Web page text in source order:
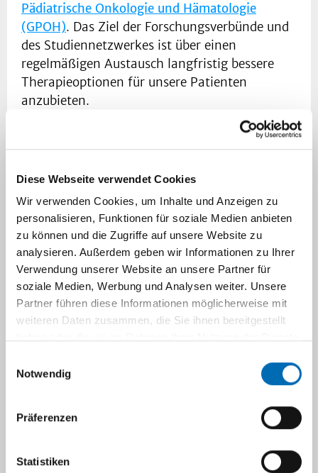
Diese Webseite verwendet Cookies
Wir verwenden Cookies, um Inhalte und Anzeigen zu
personalisieren, Funktionen für soziale Medien anbieten
zu können und die Zugriffe auf unsere Website zu
analysieren. Außerdem geben wir Informationen zu Ihrer
Verwendung unserer Website an unsere Partner für
soziale Medien, Werbung und Analysen weiter. Unsere
Partner führen diese Informationen möglicherweise mit
weiteren Daten zusammen, die Sie ihnen bereitgestellt
Notwendig
Präferenzen
Statistiken
Pädiatrische Onkologie und Hämatologie
(GPOH). Das Ziel der Forschungsverbünde und
des Studiennetzwerkes ist über einen
regelmäßigen Austausch langfristig bessere
Therapieoptionen für unsere Patienten
anzubieten.
Die Phase I/II Studien, die in unserem Verbund
als Therapiemöglichkeit für Sie angeboten
Die Behandlung in Klinischen Studien bietet
den Patienten und auch uns als betreuenden
Ärzten große Vorteile. Die Sicherheit unserer
Patienten ist durch die enge Vernetzung der
weltweit rekrutierenden Kliniken und
regelmäßige Telefonkonferenzen hoch. Die
Medikamente, die in diesen Studien bei
insbesondere schwerwiegende –
erhoffen wir uns durch das Definieren
langfristig auch in der Primärtherapie